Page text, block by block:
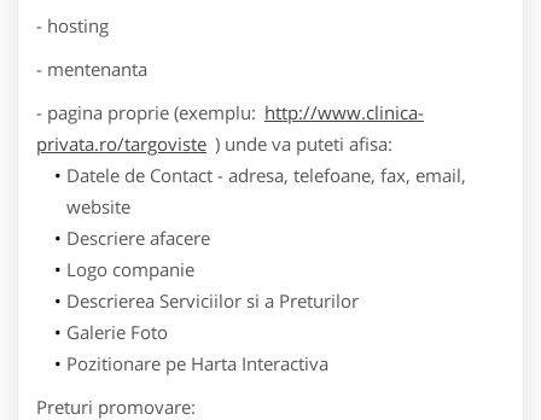
- hosting
- mentenanta
- pagina proprie (exemplu: http://www.clinica-
privata.ro/targoviste ) unde va puteti afisa:
Datele de Contact - adresa, telefoane, fax, email,
website
Descriere afacere
Logo companie
Descrierea Serviciilor si a Preturilor
Galerie Foto
Pozitionare pe Harta Interactiva
Preturi promovare: